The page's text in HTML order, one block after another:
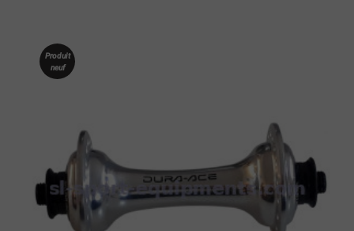
Produit
neuf